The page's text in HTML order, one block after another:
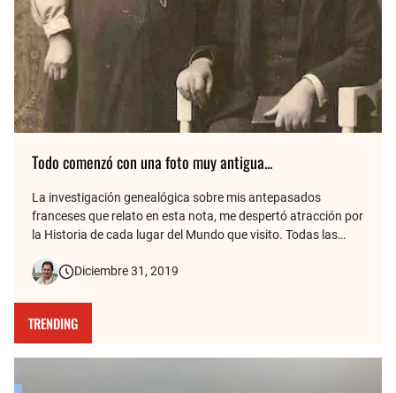
Todo comenzó con una foto muy antigua...
La investigación genealógica sobre mis antepasados
franceses que relato en esta nota, me despertó atracción por
la Historia de cada lugar del Mundo que visito. Todas las
trata este blog. Aquí cuento cómo la vieja foto de mis
Diciembre 31, 2019
TRENDING